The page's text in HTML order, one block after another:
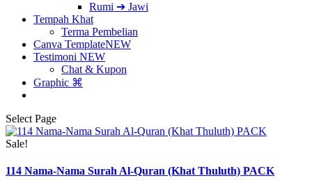
Rumi ➔ Jawi
Tempah Khat
Terma Pembelian
Canva TemplateNEW
Testimoni NEW
Chat & Kupon
Graphic ⌘
Select Page
Sale!
114 Nama-Nama Surah Al-Quran (Khat Thuluth) PACK